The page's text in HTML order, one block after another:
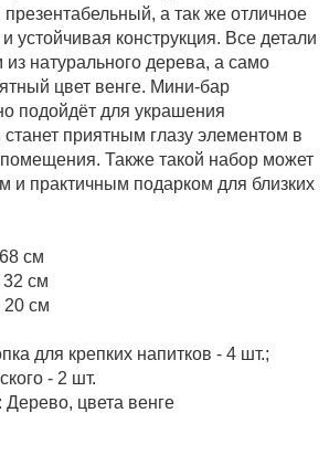
а так же отличное
устойчивая конструкция. Все детали
натурального дерева, а само
цвет венге. Мини-бар
подойдёт для украшения
станет приятным глазу элементом в
Также такой набор может
и практичным подарком для близких
см
см
20 см
для крепких напитков - 4 шт.;
- 2 шт.
цвета венге